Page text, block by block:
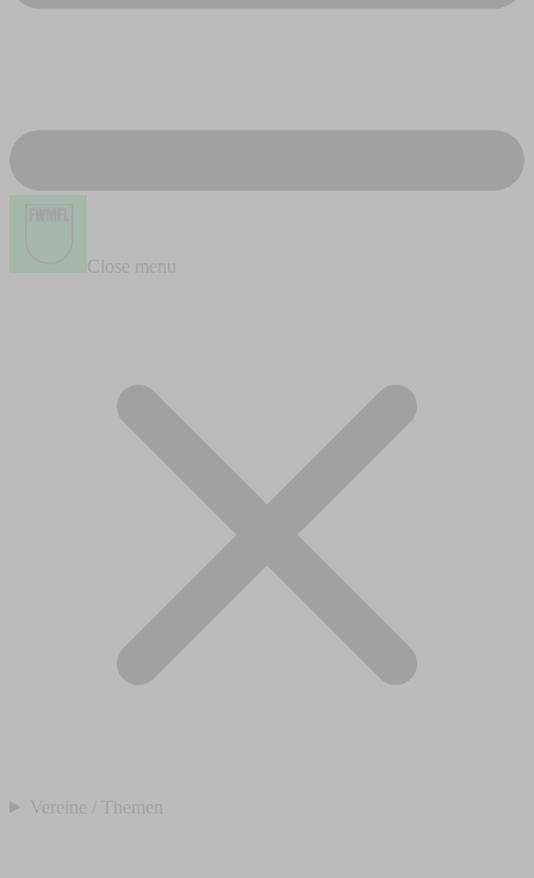
Close menu
Vereine / Themen